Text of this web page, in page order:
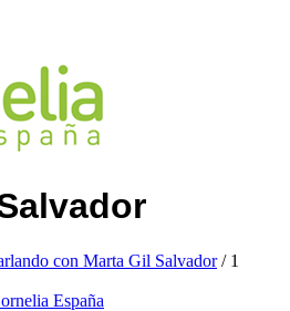
con Marta Gil Salvador / 1
España